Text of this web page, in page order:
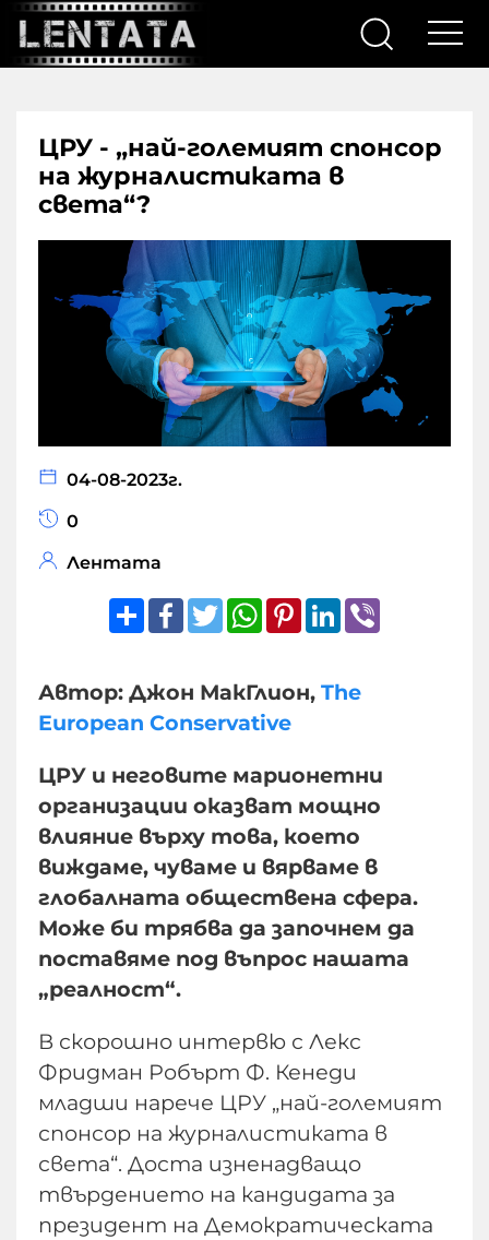
ЦРУ - „най-големият спонсор
на журналистиката в
света“?
04-08-2023г.
0
Лентата
ShareFacebook
TwitterWhatsApp
Pinterest
LinkedIn
Автор: Джон МакГлион, The
European Conservative
ЦРУ и неговите марионетни
организации оказват мощно
влияние върху това, което
виждаме, чуваме и вярваме в
глобалната обществена сфера.
Може би трябва да започнем да
поставяме под въпрос нашата
„реалност“.
В скорошно интервю с Лекс
Фридман Робърт Ф. Кенеди
младши нарече ЦРУ „най-големият
спонсор на журналистиката в
света“. Доста изненадващо
твърдението на кандидата за
президент на Демократическата